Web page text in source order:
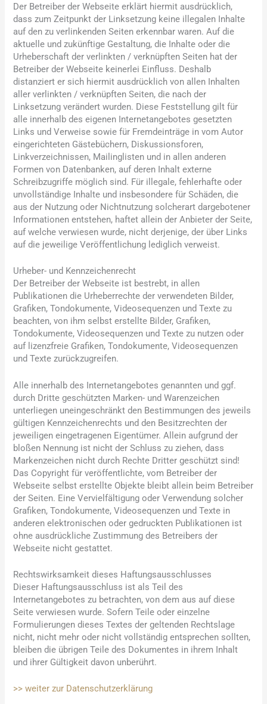
Der Betreiber der Webseite erklärt hiermit ausdrücklich,
dass zum Zeitpunkt der Linksetzung keine illegalen Inhalte
auf den zu verlinkenden Seiten erkennbar waren. Auf die
aktuelle und zukünftige Gestaltung, die Inhalte oder die
Urheberschaft der verlinkten / verknüpften Seiten hat der
Betreiber der Webseite keinerlei Einfluss. Deshalb
distanziert er sich hiermit ausdrücklich von allen Inhalten
aller verlinkten / verknüpften Seiten, die nach der
Linksetzung verändert wurden. Diese Feststellung gilt für
alle innerhalb des eigenen Internetangebotes gesetzten
Links und Verweise sowie für Fremdeinträge in vom Autor
eingerichteten Gästebüchern, Diskussionsforen,
Linkverzeichnissen, Mailinglisten und in allen anderen
Formen von Datenbanken, auf deren Inhalt externe
Schreibzugriffe möglich sind. Für illegale, fehlerhafte oder
unvollständige Inhalte und insbesondere für Schäden, die
aus der Nutzung oder Nichtnutzung solcherart dargebotener
Informationen entstehen, haftet allein der Anbieter der Seite,
auf welche verwiesen wurde, nicht derjenige, der über Links
auf die jeweilige Veröffentlichung lediglich verweist.
Urheber- und Kennzeichenrecht
Der Betreiber der Webseite ist bestrebt, in allen
Publikationen die Urheberrechte der verwendeten Bilder,
Grafiken, Tondokumente, Videosequenzen und Texte zu
beachten, von ihm selbst erstellte Bilder, Grafiken,
Tondokumente, Videosequenzen und Texte zu nutzen oder
auf lizenzfreie Grafiken, Tondokumente, Videosequenzen
und Texte zurückzugreifen.
Alle innerhalb des Internetangebotes genannten und ggf.
durch Dritte geschützten Marken- und Warenzeichen
unterliegen uneingeschränkt den Bestimmungen des jeweils
gültigen Kennzeichenrechts und den Besitzrechten der
jeweiligen eingetragenen Eigentümer. Allein aufgrund der
bloßen Nennung ist nicht der Schluss zu ziehen, dass
Markenzeichen nicht durch Rechte Dritter geschützt sind!
Das Copyright für veröffentlichte, vom Betreiber der
Webseite selbst erstellte Objekte bleibt allein beim Betreiber
der Seiten. Eine Vervielfältigung oder Verwendung solcher
Grafiken, Tondokumente, Videosequenzen und Texte in
anderen elektronischen oder gedruckten Publikationen ist
ohne ausdrückliche Zustimmung des Betreibers der
Webseite nicht gestattet.
Rechtswirksamkeit dieses Haftungsausschlusses
Dieser Haftungsausschluss ist als Teil des
Internetangebotes zu betrachten, von dem aus auf diese
Seite verwiesen wurde. Sofern Teile oder einzelne
Formulierungen dieses Textes der geltenden Rechtslage
nicht, nicht mehr oder nicht vollständig entsprechen sollten,
bleiben die übrigen Teile des Dokumentes in ihrem Inhalt
und ihrer Gültigkeit davon unberührt.
>> weiter zur Datenschutzerklärung